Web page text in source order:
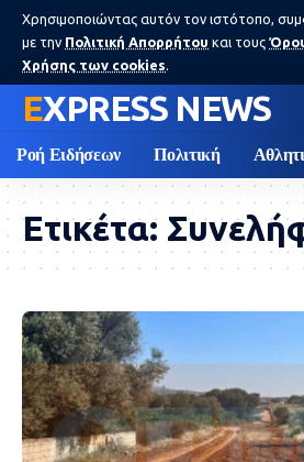
Χρησιμοποιώντας αυτόν τον ιστότοπο,
με την Πολιτική Απορρήτου και τους
Χρήσης των cookies.
EXPRESS NEWS
Ροή Ειδήσεων Πολιτική
Ετικέτα: